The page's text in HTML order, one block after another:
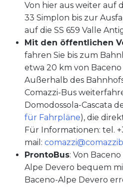
Von hier aus weiter auf
33 Simplon bis zur
auf die SS 659 Valle
Mit den öffentlichen
fahren Sie bis zum
etwa 20 km von
Außerhalb des
Comazzi-Bus
Domodossola-Cascata
für Fahrpläne), die
Für Informationen: tel.
mail:
ProntoBus: Von
Alpe Devero bequem
Baceno-Alpe Devero